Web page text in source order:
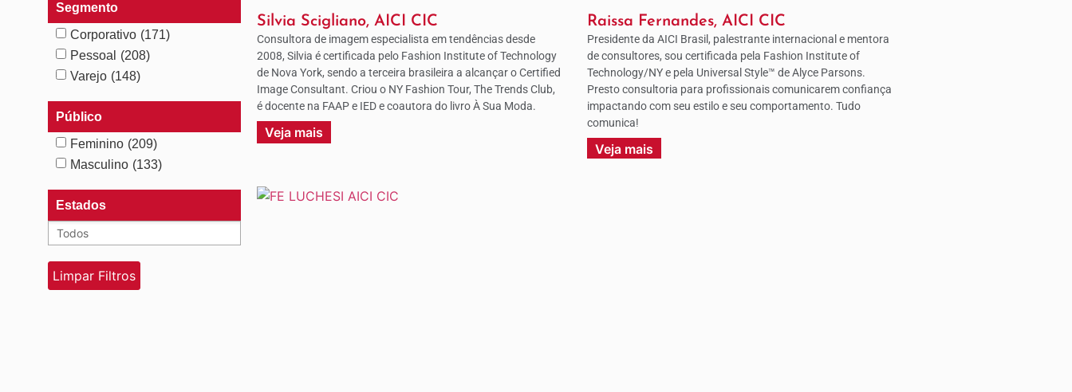
Segmento
Corporativo (171)
Pessoal
(208)
Varejo (148)
Público
Feminino (209)
Masculino (133)
Estados
Silvia Scigliano, AICI CIC
Consultora de imagem especialista em tendências desde
2008, Silvia é certificada pelo Fashion Institute of Technology
de Nova York, sendo a terceira brasileira a alcançar o Certified
Image Consultant. Criou o NY Fashion Tour, The Trends Club,
é docente na FAAP e IED e coautora do livro À Sua Moda.
Veja mais
Raissa Fernandes, AICI CIC
Presidente da AICI Brasil, palestrante internacional e mentora
de consultores, sou certificada pela Fashion Institute of
Technology/NY e pela Universal Style™ de Alyce Parsons.
Presto consultoria para profissionais comunicarem confiança
impactando com seu estilo e seu comportamento. Tudo
comunica!
Veja mais